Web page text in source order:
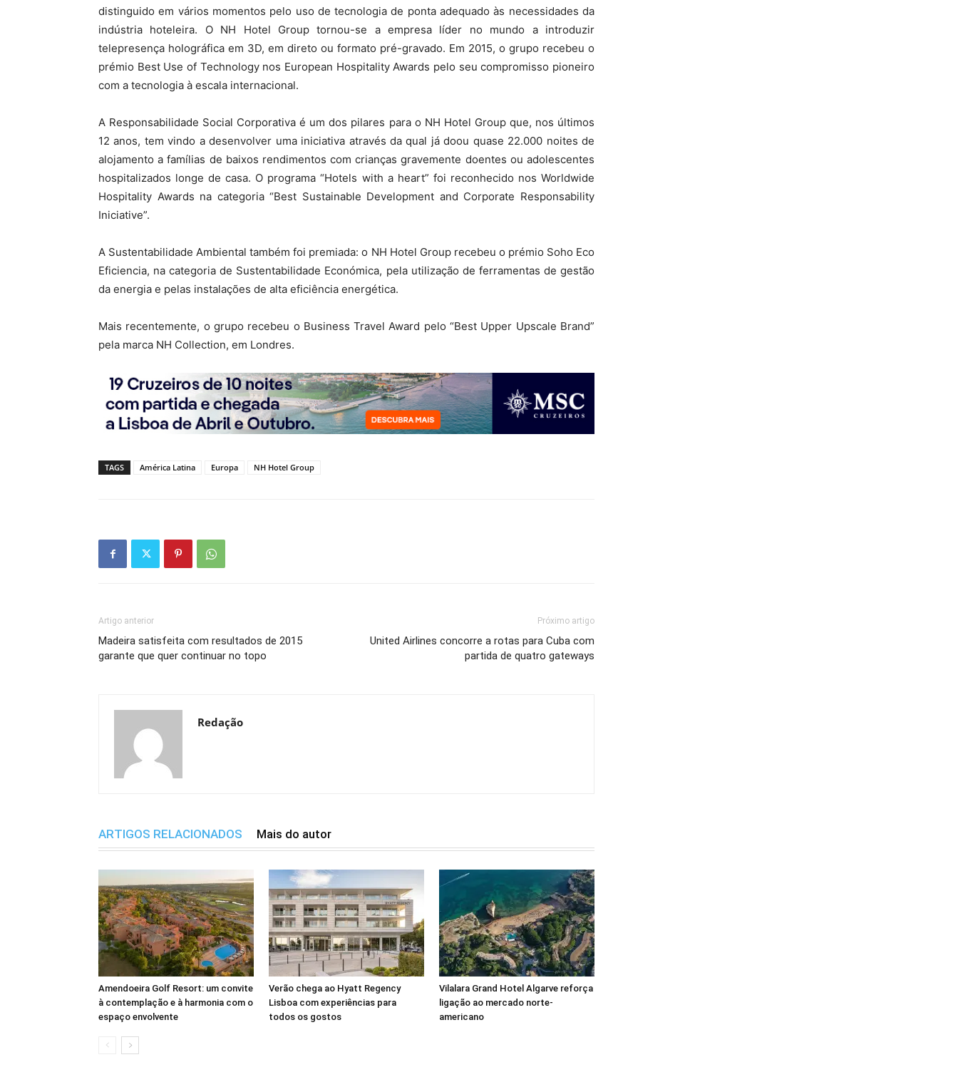
distinguido em vários momentos pelo uso de tecnologia de ponta adequado às necessidades da
indústria hoteleira. O NH Hotel Group tornou-se a empresa líder no mundo a introduzir
telepresença holográfica em 3D, em direto ou formato pré-gravado. Em 2015, o grupo recebeu o
prémio Best Use of Technology nos European Hospitality Awards pelo seu compromisso pioneiro
com a tecnologia à escala internacional.
A Responsabilidade Social Corporativa é um dos pilares para o NH Hotel Group que, nos últimos
12 anos, tem vindo a desenvolver uma iniciativa através da qual já doou quase 22.000 noites de
alojamento a famílias de baixos rendimentos com crianças gravemente doentes ou adolescentes
hospitalizados longe de casa. O programa “Hotels with a heart” foi reconhecido nos Worldwide
Hospitality Awards na categoria “Best Sustainable Development and Corporate Responsability
Iniciative”.
A Sustentabilidade Ambiental também foi premiada: o NH Hotel Group recebeu o prémio Soho Eco
Eficiencia, na categoria de Sustentabilidade Económica, pela utilização de ferramentas de gestão
da energia e pelas instalações de alta eficiência energética.
Mais recentemente, o grupo recebeu o Business Travel Award pelo “Best Upper Upscale Brand”
pela marca NH Collection, em Londres.
TAGS América Latina Europa NH Hotel Group
Artigo anterior
Madeira satisfeita com resultados de 2015
garante que quer continuar no topo
Próximo artigo
United Airlines concorre a rotas para Cuba com
partida de quatro gateways
Redação
ARTIGOS RELACIONADOS Mais do autor
Amendoeira Golf Resort: um convite
à contemplação e à harmonia com o
espaço envolvente
Verão chega ao Hyatt Regency
Lisboa com experiências para
todos os gostos
Vilalara Grand Hotel Algarve reforça
ligação ao mercado norte-
americano